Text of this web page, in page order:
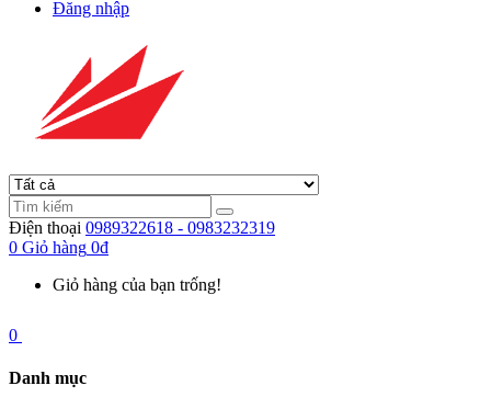
Đăng nhập
Điện thoại 0989322618 - 0983232319
0 Giỏ hàng 0đ
Giỏ hàng của bạn trống!
0
Danh mục